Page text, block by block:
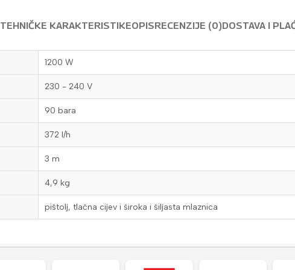
TEHNIČKE KARAKTERISTIKEOPISRECENZIJE (0)DOSTAVA I
1200 W
230 - 240 V
90 bara
372 l/h
3 m
4,9 kg
pištolj, tlačna cijev i široka i šiljasta mlaznica